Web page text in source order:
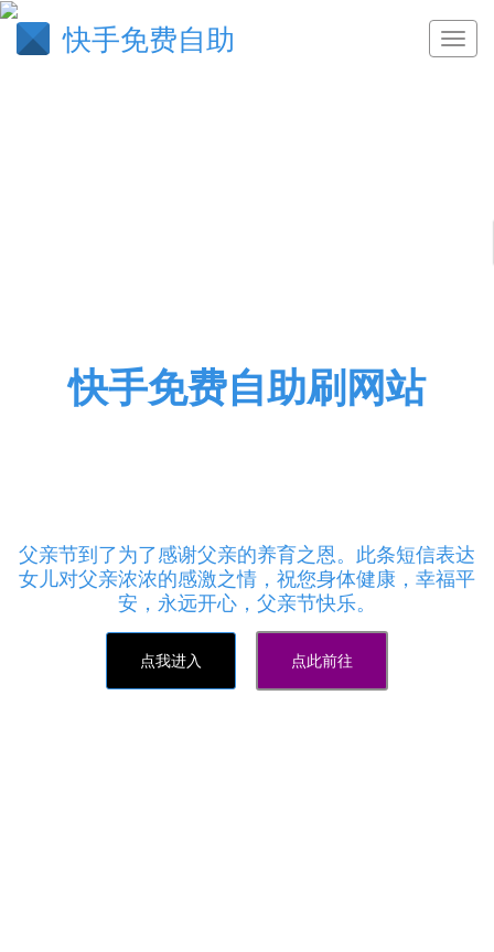
快手免费自助
快手免费自助刷网站
父亲节到了为了感谢父亲的养育之恩。此条短信表达
女儿对父亲浓浓的感激之情，祝您身体健康，幸福平
安，永远开心，父亲节快乐。
点我进入 点此前往